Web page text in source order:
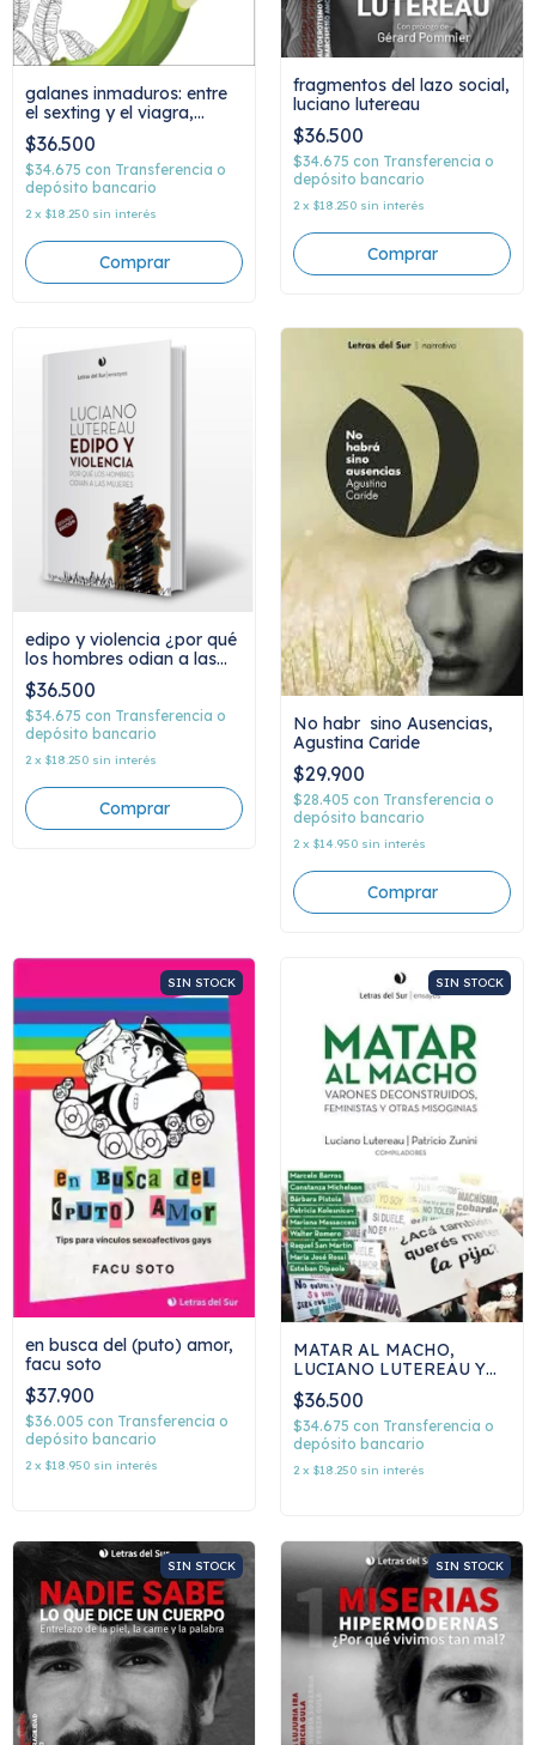
galanes inmaduros: entre
el sexting y el viagra,
luciano lutereau
$36.500
$34.675 con Transferencia o
depósito bancario
2 x $18.250 sin interés
fragmentos del lazo social,
luciano lutereau
$36.500
$34.675 con Transferencia o
depósito bancario
2 x $18.250 sin interés
edipo y violencia ¿por qué
los hombres odian a las
mujeres?, luciano lutereau
$36.500
$34.675 con Transferencia o
depósito bancario
2 x $18.250 sin interés
No habr sino Ausencias,
Agustina Caride
$29.900
$28.405 con Transferencia o
depósito bancario
2 x $14.950 sin interés
SIN STOCK
en busca del (puto) amor,
facu soto
$37.900
$36.005 con Transferencia o
depósito bancario
2 x $18.950 sin interés
SIN STOCK
MATAR AL MACHO,
LUCIANO LUTEREAU Y
PATRICIO ZUNINI
(comp)
$36.500
$34.675 con Transferencia o
depósito bancario
2 x $18.250 sin interés
SIN STOCK SIN STOCK